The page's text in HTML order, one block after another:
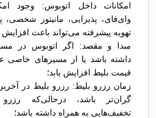
امکانات داخل اتوبوس: وجود
وای‌فای، پذیرایی، مانیتور
تهویه پیشرفته می‌تواند باعث
مبدا و مقصد: اگر اتوبوس در
داشته باشد یا از مسیرهای خاصی
قیمت بلیط افزایش یابد؛
زمان رزرو بلیط: رزرو بلیط در
گران‌تر باشد، درحالی‌که رزرو
تخفیف‌هایی به همراه داشته باشد؛